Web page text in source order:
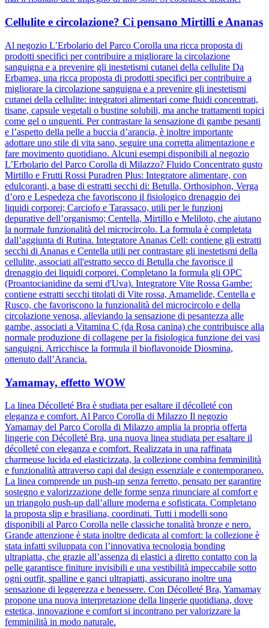
Cellulite e circolazione? Ci pensano Mirtilli e Ananas
Al negozio L’Erbolario del Parco Corolla una ricca proposta di
prodotti specifici per contribuire a migliorare la circolazione
sanguigna e a prevenire gli inestetismi cutanei della cellulite Da
Erbamea, una ricca proposta di prodotti specifici per contribuire a
migliorare la circolazione sanguigna e a prevenire gli inestetismi
cutanei della cellulite: integratori alimentari come fluidi concentrati,
tisane, capsule vegetali o bustine solubili, ma anche trattamenti topici
come gel o unguenti. Per contrastare la sensazione di gambe pesanti
e l’aspetto della pelle a buccia d’arancia, è inoltre importante
adottare uno stile di vita sano, seguire una corretta alimentazione e
fare movimento quotidiano. Alcuni esempi disponibili al negozio
L’Erbolario del Parco Corolla di Milazzo? Fluido Concentrato gusto
Mirtillo e Frutti Rossi Puradren Plus: Integratore alimentare, con
edulcoranti, a base di estratti secchi di: Betulla, Orthosiphon, Verga
d’oro e Lespedeza che favoriscono il fisiologico drenaggio dei
liquidi corporei; Carciofo e Tarassaco, utili per le funzioni
depurative dell’organismo; Centella, Mirtillo e Meliloto, che aiutano
la normale funzionalità del microcircolo. La formula è completata
dall’aggiunta di Rutina. Integratore Ananas Cell: contiene gli estratti
secchi di Ananas e Centella utili per contrastare gli inestetismi della
cellulite, associati all'estratto secco di Betulla che favorisce il
drenaggio dei liquidi corporei. Completano la formula gli OPC
(Proantocianidine da semi d'Uva). Integratore Vite Rossa Gambe:
contiene estratti secchi titolati di Vite rossa, Amamelide, Centella e
Rusco, che favoriscono la funzionalità del microcircolo e della
circolazione venosa, alleviando la sensazione di pesantezza alle
gambe, associati a Vitamina C (da Rosa canina) che contribuisce alla
normale produzione di collagene per la fisiologica funzione dei vasi
sanguigni. Arricchisce la formula il bioflavonoide Diosmina,
ottenuto dall’Arancia.
Yamamay, effetto WOW
La linea Décolleté Bra è studiata per esaltare il décolleté con
eleganza e comfort. Al Parco Corolla di Milazzo Il negozio
Yamamay del Parco Corolla di Milazzo amplia la propria offerta
lingerie con Décolleté Bra, una nuova linea studiata per esaltare il
décolleté con eleganza e comfort. Realizzata in una raffinata
charmeuse lucida ed elasticizzata, la collezione combina femminilità
e funzionalità attraverso capi dal design essenziale e contemporaneo.
La linea comprende un push-up senza ferretto, pensato per garantire
sostegno e valorizzazione delle forme senza rinunciare al comfort e
un triangolo push-up dall’allure moderna e sofisticata. Completano
la proposta slip e brasiliana, coordinati. Tutti i modelli sono
disponibili al Parco Corolla nelle classiche tonalità bronze e nero.
Grande attenzione è stata inoltre dedicata al comfort: la collezione è
stata infatti sviluppata con l’innovativa tecnologia bonding
ultrapiatta, che grazie all’assenza di elastici a diretto contatto con la
pelle garantisce finiture invisibili e una vestibilità impeccabile sotto
ogni outfit, spalline e ganci ultrapiatti, assicurano inoltre una
sensazione di leggerezza e benessere. Con Décolleté Bra, Yamamay
propone una nuova interpretazione della lingerie quotidiana, dove
estetica, innovazione e comfort si incontrano per valorizzare la
femminilità in modo naturale.